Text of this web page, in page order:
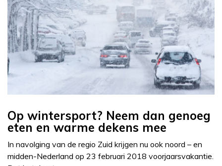
Op wintersport? Neem dan genoeg
eten en warme dekens mee
In navolging van de regio Zuid krijgen nu ook noord – en
midden-Nederland op 23 februari 2018 voorjaarsvakantie.